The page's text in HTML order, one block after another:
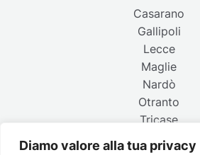
Diamo valore alla tua privacy
Casarano
Gallipoli
Lecce
Maglie
Nardò
Otranto
Tricase